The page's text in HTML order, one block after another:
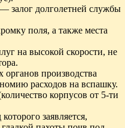
залог долголетней службы
поля, а также места
на высокой скорости, не
органов производства
расходов на вспашку.
корпусов от 5-ти
заявляется,